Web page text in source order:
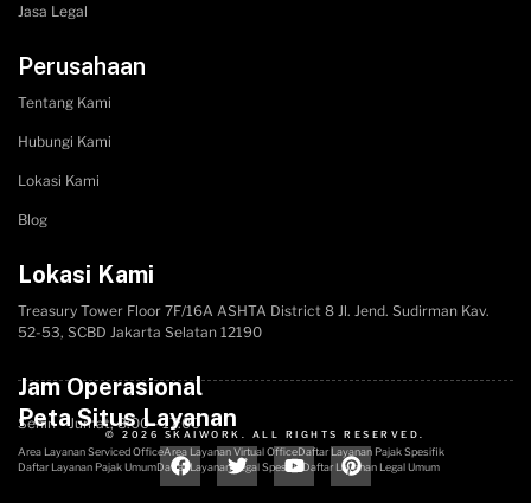
Jasa Legal
Perusahaan
Tentang Kami
Hubungi Kami
Lokasi Kami
Blog
Lokasi Kami
Treasury Tower Floor 7F/16A​ ASHTA District 8 Jl. Jend. Sudirman Kav.
52-53, SCBD Jakarta Selatan 12190
Jam Operasional
Senin - Jumat, 8:00 - 17:00
Peta Situs Layanan
Area Layanan Serviced OfficeArea Layanan Virtual OfficeDaftar Layanan Pajak Spesifik
Daftar Layanan Pajak UmumDaftar Layanan Legal Spesifik Daftar Layanan Legal Umum
© 2026 SKAIWORK. ALL RIGHTS RESERVED.